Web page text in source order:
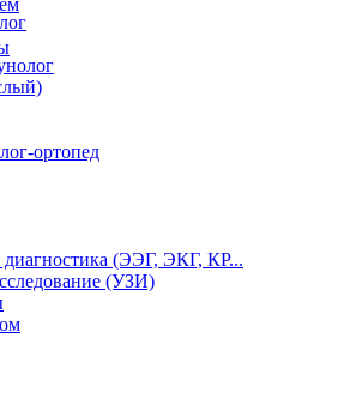
ортопед
(ЭЭГ, ЭКГ, КР...
(УЗИ)